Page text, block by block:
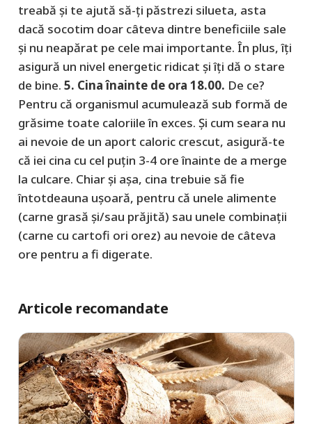
treabă şi te ajută să-ţi păstrezi silueta, asta
dacă socotim doar câteva dintre beneficiile sale
şi nu neapărat pe cele mai importante. În plus, îţi
asigură un nivel energetic ridicat şi îţi dă o stare
de bine. 5. Cina înainte de ora 18.00. De ce?
Pentru că organismul acumulează sub formă de
grăsime toate caloriile în exces. Şi cum seara nu
ai nevoie de un aport caloric crescut, asigură-te
că iei cina cu cel puţin 3-4 ore înainte de a merge
la culcare. Chiar şi aşa, cina trebuie să fie
întotdeauna uşoară, pentru că unele alimente
(carne grasă şi/sau prăjită) sau unele combinaţii
(carne cu cartofi ori orez) au nevoie de câteva
ore pentru a fi digerate.
Articole recomandate